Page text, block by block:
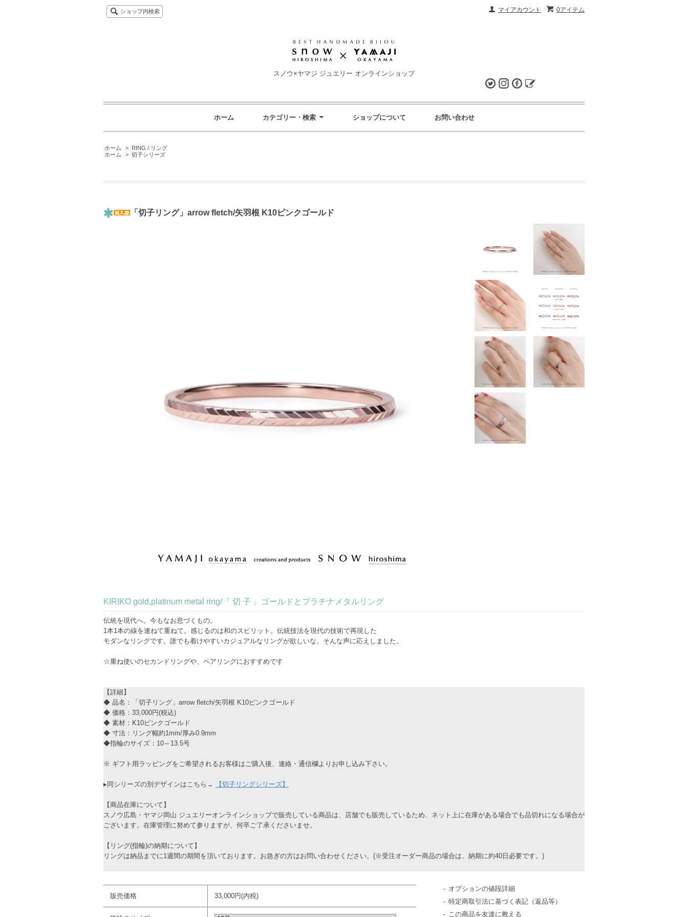
0アイテム
マイアカウント
ショップ内検索
スノウ×ヤマジ ジュエリー オンラインショップ
ホーム カテゴリー・検索 ショップについて お問い合わせ
ホーム > RING / リング
ホーム
> 切子シリーズ
「切子リング」arrow fletch/矢羽根 K10ピンクゴールド
KIRIKO gold,platinum metal ring/『 切 子 』ゴールドとプラチナメタルリング
伝統を現代へ。今もなお息づくもの。
1本1本の線を連ねて重ねて。感じるのは和のスピリット。伝統技法を現代の技術で再現した
モダンなリングです。誰でも着けやすいカジュアルなリングが欲しいな。そんな声に応えしました。
☆重ね使いのセカンドリングや、ペアリングにおすすめです
【詳細】
◆ 品名：「切子リング」arrow fletch/矢羽根 K10ピンクゴールド
◆ 価格：33,000円(税込)
◆ 素材：K10ピンクゴールド
◆ 寸法：リング幅約1mm/厚み0.9mm
◆指輪のサイズ：10～13.5号
※ ギフト用ラッピングをご希望されるお客様はご購入後、連絡・通信欄よりお申し込み下さい。
▸同シリーズの別デザインはこちら→ 【切子リングシリーズ】
【商品在庫について】
スノウ広島・ヤマジ岡山 ジュエリーオンラインショップで販売している商品は、店舗でも販売しているため、ネット上に在庫がある場合でも品切れになる場合が
ございます。在庫管理に努めて参りますが、何卒ご了承くださいませ。
【リング(指輪)の納期について】
リングは納品までに1週間の期間を頂いております。お急ぎの方はお問い合わせください。(※受注オーダー商品の場合は、納期に約40日必要です。)
販売価格 33,000円(内税)
オプションの値段詳細
特定商取引法に基づく表記（返品等）
この商品を友達に教える